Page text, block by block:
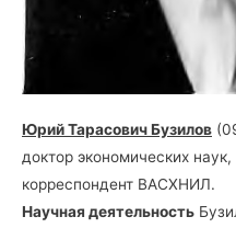
Юрий Тарасович Бузилов
доктор экономических
корреспондент ВАСХНИЛ.
Научная деятельность